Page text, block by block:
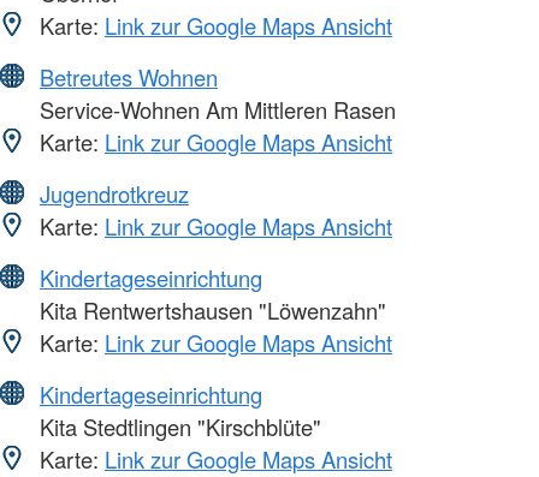
Karte: Link zur Google Maps Ansicht
Betreutes Wohnen
Service-Wohnen Am Mittleren Rasen
Karte: Link zur Google Maps Ansicht
Jugendrotkreuz
Karte: Link zur Google Maps Ansicht
Kindertageseinrichtung
Kita Rentwertshausen "Löwenzahn"
Karte: Link zur Google Maps Ansicht
Kindertageseinrichtung
Kita Stedtlingen "Kirschblüte"
Karte: Link zur Google Maps Ansicht